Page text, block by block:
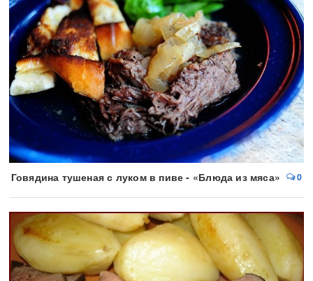
Говядина тушеная с луком в пиве - «Блюда из мяса» 0